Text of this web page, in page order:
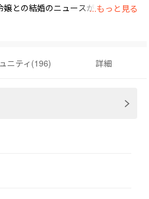
嬢との結婚のニュースが伝わってき
演じず、瞬時にクズ男を振り払
き、5年間探し続け、5年間狂ってい
捨て、卑屈にお願いした。「おと
……」
...もっと見る
ニティ (196) 詳細